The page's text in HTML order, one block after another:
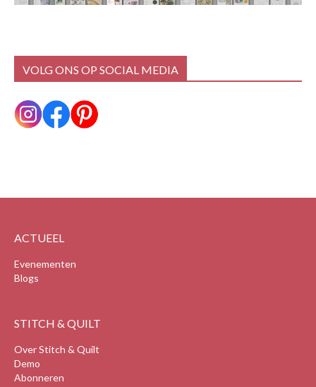
VOLG ONS OP SOCIAL MEDIA
ACTUEEL
Evenementen
Blogs
STITCH & QUILT
Over Stitch & Quilt
Demo
Abonneren